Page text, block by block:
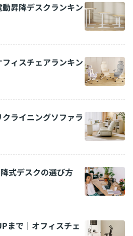
昇降デスクランキン
ィスチェアランキン
ライニングソファラ
式デスクの選び方
まで｜オフィスチェ